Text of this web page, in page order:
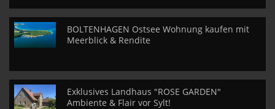
BOLTENHAGEN Ostsee Wohnung kaufen mit
Meerblick & Rendite
Exklusives Landhaus "ROSE GARDEN"
Ambiente & Flair vor Sylt!